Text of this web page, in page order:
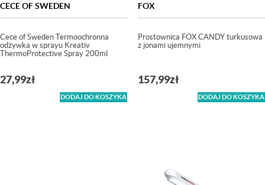
CECE OF SWEDEN
Cece of Sweden Termoochronna
odżywka w sprayu Kreativ
ThermoProtective Spray 200ml
27,99zł
DODAJ DO KOSZYKA
FOX
Prostownica FOX CANDY turkusowa
z jonami ujemnymi
157,99zł
DODAJ DO KOSZYKA